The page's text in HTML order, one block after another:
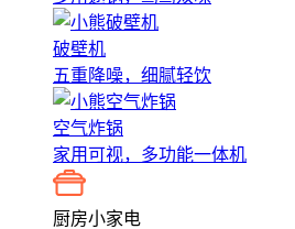
破壁机
五重降噪，细腻轻饮
空气炸锅
家用可视，多功能一体机
厨房小家电